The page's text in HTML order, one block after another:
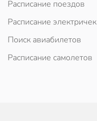
Расписание поездов
Расписание электричек
Поиск авиабилетов
Расписание самолетов